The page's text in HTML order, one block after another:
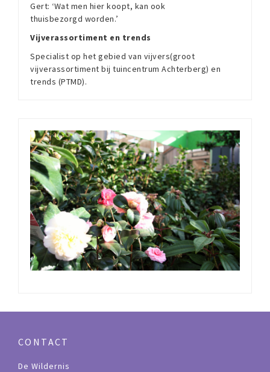
Gert: ‘Wat men hier koopt, kan ook
thuisbezorgd worden.’
Vijverassortiment en trends
Specialist op het gebied van vijvers(groot
vijverassortiment bij tuincentrum Achterberg) en
trends (PTMD).
CONTACT
De Wildernis